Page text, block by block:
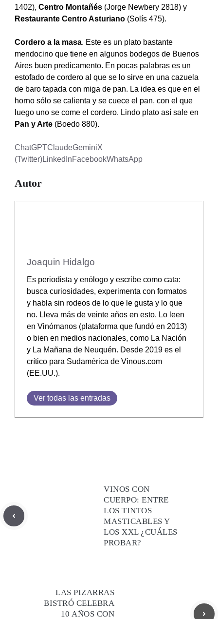
1402), Centro Montañés (Jorge Newbery 2818) y
Restaurante Centro Asturiano (Solís 475).
Cordero a la masa. Este es un plato bastante
mendocino que tiene en algunos bodegos de Buenos
Aires buen predicamento. En pocas palabras es un
estofado de cordero al que se lo sirve en una cazuela
de baro tapada con miga de pan. La idea es que en el
horno sólo se calienta y se cuece el pan, con el que
luego uno se come el cordero. Lindo plato así sale en
Pan y Arte (Boedo 880).
ChatGPTClaudeGeminiX
(Twitter)LinkedInFacebookWhatsApp
Autor
Joaquin Hidalgo
Es periodista y enólogo y escribe como cata:
busca curiosidades, experimenta con formatos
y habla sin rodeos de lo que le gusta y lo que
no. Lleva más de veinte años en esto. Lo leen
en Vinómanos (plataforma que fundó en 2013)
o bien en medios nacionales, como La Nación
y La Mañana de Neuquén. Desde 2019 es el
crítico para Sudamérica de Vinous.com
(EE.UU.).
Ver todas las entradas
VINOS CON
CUERPO: ENTRE
LOS TINTOS
MASTICABLES Y
LOS XXL ¿CUÁLES
PROBAR?
LAS PIZARRAS
BISTRÓ CELEBRA
10 AÑOS CON